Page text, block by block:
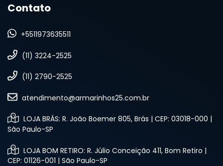
Contato
+5511973635511
(11) 3224-2525
(11) 2790-2525
atendimento@armarinhos25.com.br
LOJA BRÁS: R. João Boemer 805, Brás | CEP: 03018-000 |
São Paulo-SP
LOJA BOM RETIRO: R. Júlio Conceição 411, Bom Retiro |
CEP: 01126-001 | São Paulo-SP